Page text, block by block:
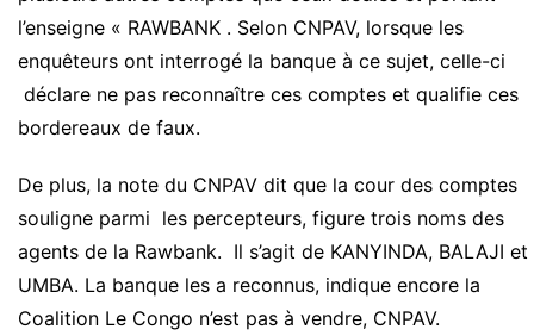
l’enseigne « RAWBANK . Selon CNPAV, lorsque les
enquêteurs ont interrogé la banque à ce sujet, celle-ci
déclare ne pas reconnaître ces comptes et qualifie ces
bordereaux de faux.
De plus, la note du CNPAV dit que la cour des comptes
souligne parmi les percepteurs, figure trois noms des
agents de la Rawbank. Il s’agit de KANYINDA, BALAJI et
UMBA. La banque les a reconnus, indique encore la
Coalition Le Congo n’est pas à vendre, CNPAV.